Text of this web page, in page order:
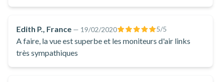
Edith P., France — 19/02/2020 5/5
A faire, la vue est superbe et les moniteurs d'air links
très sympathiques